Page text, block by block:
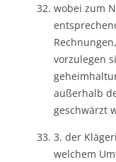
wobei zum
vorzulegen
außerhalb
geschwärzt
3. der
welchem